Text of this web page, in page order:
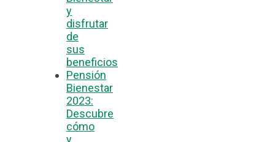
y
disfrutar
de
sus
beneficios
Pensión
Bienestar
2023:
Descubre
cómo
y